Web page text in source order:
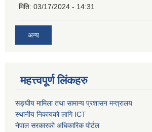
मिति: 03/17/2024 - 14:31
अन्य
महत्त्वपूर्ण लिंकहरु
सङ्घीय मामिला तथा सामान्य प्रशासन मन्त्रालय
स्थानीय निकायको लागि ICT
नेपाल सरकारको अधिकारिक पोर्टल